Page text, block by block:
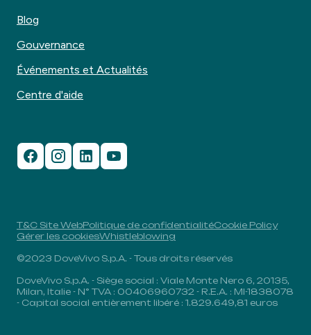
Blog
Gouvernance
Événements et Actualités
Centre d'aide
T&C Site WebPolitique de confidentialitéCookie Policy
Gérer les cookiesWhistleblowing
©2023 DoveVivo S.p.A. - Tous droits réservés
DoveVivo S.p.A. - Siège social : Viale Monte Nero 6, 20135,
Milan, Italie - N° TVA : 00406960732 - R.E.A. : MI-1838078
- Capital social entièrement libéré : 1.829.649,81 euros